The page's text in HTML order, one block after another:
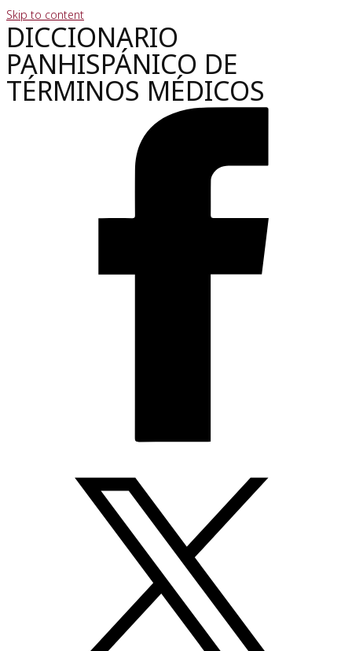
Skip to content
DICCIONARIO
PANHISPÁNICO DE
TÉRMINOS MÉDICOS